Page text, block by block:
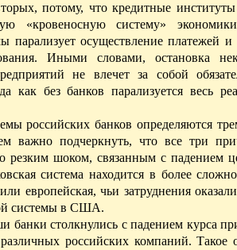
потому, что кредитные институты
«кровеносную систему»
парализует осуществление платежей и
Иными словами, остановка
не влечет за собой
как без банков парализуется весь
российских банков определяются
важно подчеркнуть, что все три
резким шоком, связанным с падением
система находится в более
европейская, чьи затруднения
системы в США.
банки столкнулись с падением курса
российских компаний. Такое